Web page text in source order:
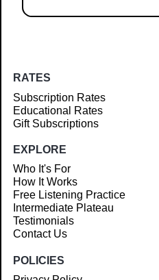
RATES
Subscription Rates
Educational Rates
Gift Subscriptions
EXPLORE
Who It's For
How It Works
Free Listening Practice
Intermediate Plateau
Testimonials
Contact Us
POLICIES